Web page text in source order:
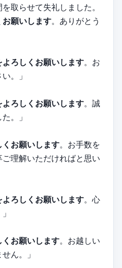
取らせて失礼しました。
お願いします。ありがとう
よろしくお願いします。お
。」
よろしくお願いします。誠
。」
お願いします。お手数を
理解いただければと思い
よろしくお願いします。心
お願いします。お越しい
ん。」